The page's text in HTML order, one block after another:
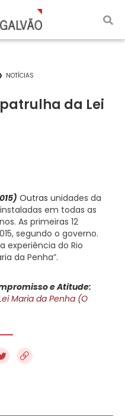
NOTÍCIAS
patrulha da Lei
Outras unidades da
em todas as
As primeiras 12
segundo o governo.
experiência do Rio
da Penha”.
e Atitude:
Maria da Penha (O